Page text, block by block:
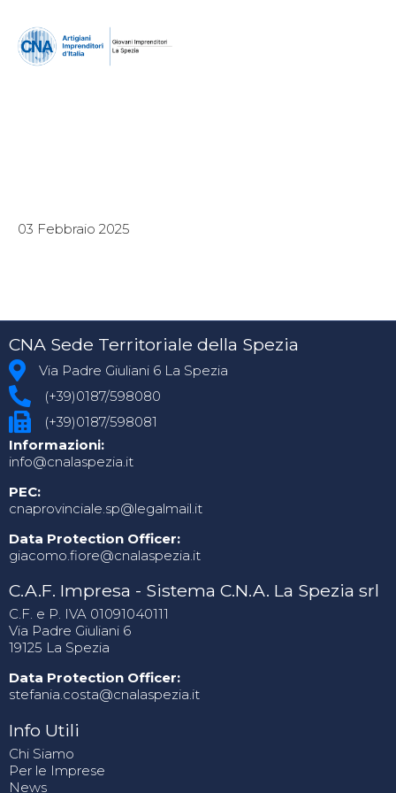
03 Febbraio 2025
CNA Sede Territoriale della Spezia
Via Padre Giuliani 6 La Spezia
(+39)0187/598080
(+39)0187/598081
Informazioni:
info@cnalaspezia.it
PEC:
cnaprovinciale.sp@legalmail.it
Data Protection Officer:
giacomo.fiore@cnalaspezia.it
C.A.F. Impresa - Sistema C.N.A. La Spezia srl
C.F. e P. IVA 01091040111
Via Padre Giuliani 6
19125 La Spezia
Data Protection Officer:
stefania.costa@cnalaspezia.it
Info Utili
Chi Siamo
Per le Imprese
News